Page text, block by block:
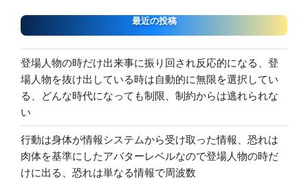
最近の投稿
登場人物の時だけ出来事に振り回され反応的になる、登
場人物を抜け出している時は自動的に無限を選択してい
る、どんな時代になっても制限、制約からは逃れられな
い
行動は身体が情報システムから受け取った情報、恐れは
肉体を基準にしたアバターレベルなので登場人物の時だ
けに出る、恐れは単なる情報で周波数